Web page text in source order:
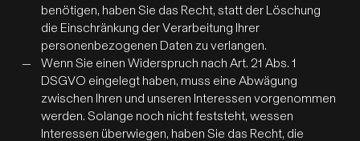
benötigen, haben Sie das Recht, statt der Löschung
die Einschränkung der Verarbeitung Ihrer
personenbezogenen Daten zu verlangen.
Wenn Sie einen Widerspruch nach Art. 21 Abs. 1
DSGVO eingelegt haben, muss eine Abwägung
zwischen Ihren und unseren Interessen vorgenommen
werden. Solange noch nicht feststeht, wessen
Interessen überwiegen, haben Sie das Recht, die